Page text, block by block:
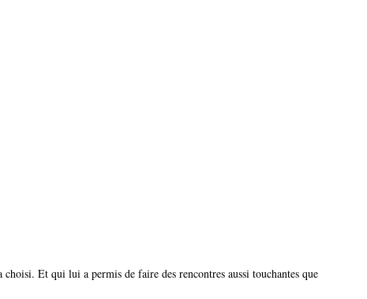
Et qui lui a permis de faire des rencontres aussi touchantes que